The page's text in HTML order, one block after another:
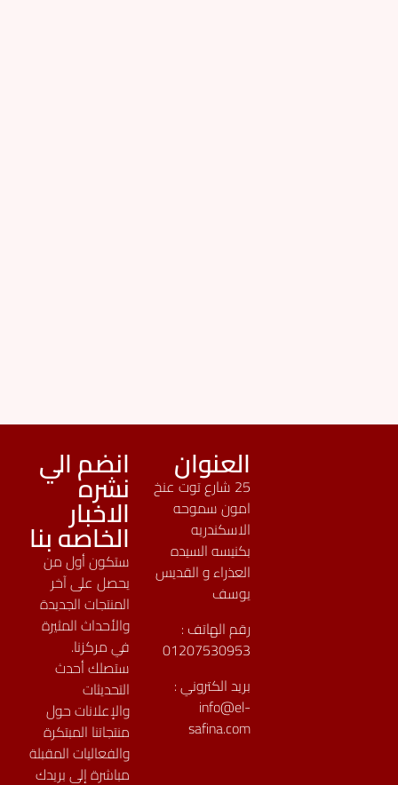
العنوان
25 شارع توت عنخ
امون سموحه
الاسكندريه
بكنيسه السيده
العذراء و القديس
يوسف
رقم الهاتف :
01207530953
بريد الكتروني :
info@el-
safina.com
انضم الي
نشره
الاخبار
الخاصه بنا
ستكون أول من
يحصل على آخر
المنتجات الجديدة
والأحداث المثيرة
في مركزنا.
ستصلك أحدث
التحديثات
والإعلانات حول
منتجاتنا المبتكرة
والفعاليات المقبلة
مباشرة إلى بريدك